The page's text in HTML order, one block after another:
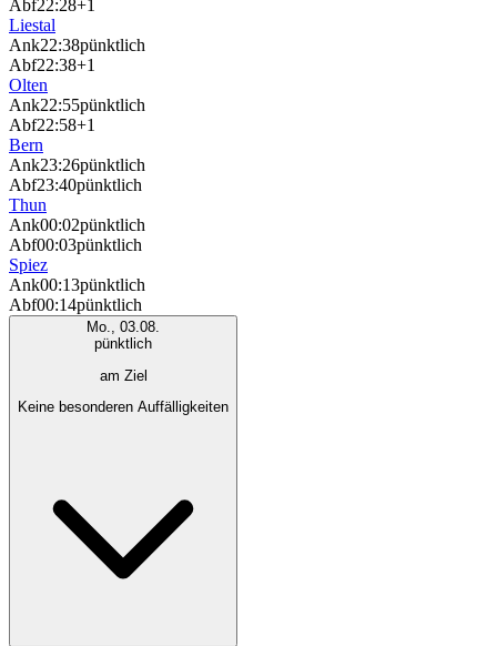
Abf22:28+1
Liestal
Ank22:38pünktlich
Abf22:38+1
Olten
Ank22:55pünktlich
Abf22:58+1
Bern
Ank23:26pünktlich
Abf23:40pünktlich
Thun
Ank00:02pünktlich
Abf00:03pünktlich
Spiez
Ank00:13pünktlich
Abf00:14pünktlich
Mo., 03.08.
pünktlich
am Ziel
Keine besonderen Auffälligkeiten